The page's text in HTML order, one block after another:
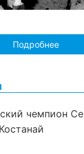
Подробнее
чемпион